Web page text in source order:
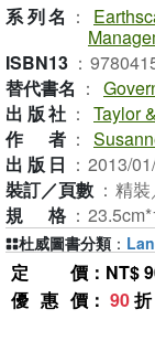
系列名 ：
ISBN13 ：
替代書名 ：
出版社 ： Taylor
作者 ：
出版日 ： 2013/
裝訂／頁數 ： 精
規格 ：
定價 ：NT$
優惠價 ： 90折
杜威圖書分類 ：